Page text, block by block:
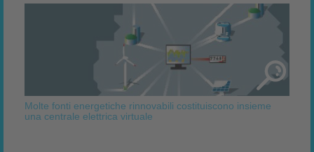
Molte fonti energetiche rinnovabili costituiscono insieme
una centrale elettrica virtuale